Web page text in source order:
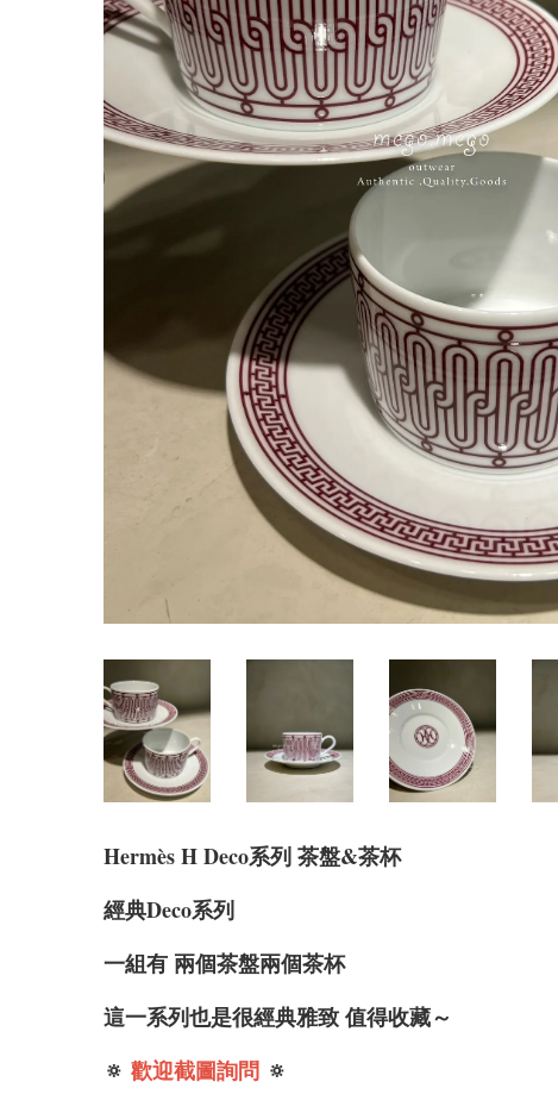
Hermès H Deco系列 茶盤&茶杯
經典Deco系列
一組有 兩個茶盤兩個茶杯
這一系列也是很經典雅致 值得收藏～
🔅 歡迎截圖詢問 🔅